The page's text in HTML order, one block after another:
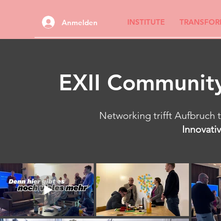
INSTITUTE
Anmelden
EXII
Networking trifft Aufbruch